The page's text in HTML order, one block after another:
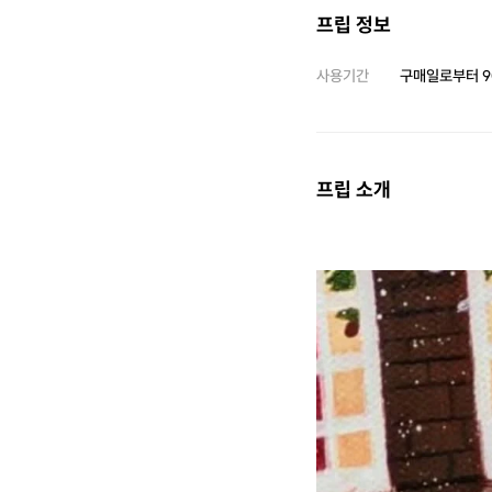
프립 정보
사용기간 구매일로부터
프립 소개